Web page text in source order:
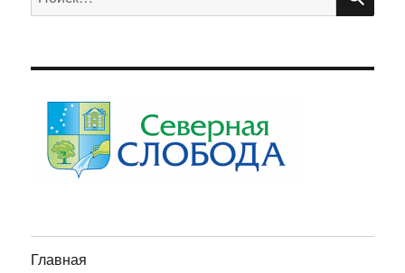
Главная